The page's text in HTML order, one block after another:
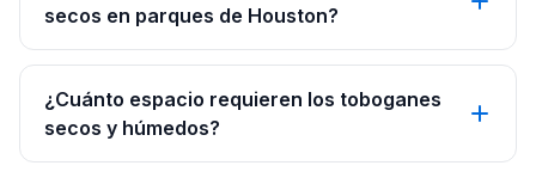
secos en parques de Houston?
¿Cuánto espacio requieren los toboganes
secos y húmedos?